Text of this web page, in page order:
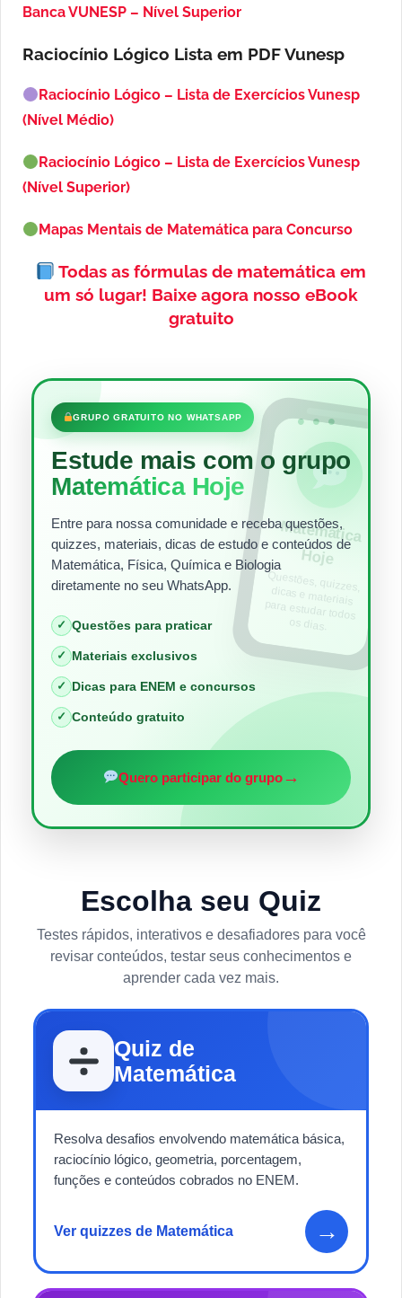
Banca VUNESP – Nível Superior
Raciocínio Lógico Lista em PDFVunesp
Raciocínio Lógico – Lista de Exercícios Vunesp
(Nível Médio)
Raciocínio Lógico – Lista de Exercícios Vunesp
(Nível Superior)
Mapas Mentais de Matemática para Concurso
Todas as fórmulas de matemática em
um só lugar! Baixe agora nosso eBook
gratuito
•••
GRUPO GRATUITO NO WHATSAPP
Estude mais com o grupo
Matemática Hoje
Entre para nossa comunidade e receba questões,
quizzes, materiais, dicas de estudo e conteúdos de
Matemática, Física, Química e Biologia
diretamente no seu WhatsApp.
✓ Questões para praticar
✓ Materiais exclusivos
✓ Dicas para ENEM e concursos
✓ Conteúdo gratuito
Quero participar do grupo→
Matem
ática
Hoje
Questões, quizzes,
dicas e materiais
para estudar todos
os dias.
Escolha seu Quiz
Testes rápidos, interativos e desafiadores para você
revisar conteúdos, testar seus conhecimentos e
aprender cada vez mais.
Quiz de
Matemática
Resolva desafios envolvendo matemática básica,
raciocínio lógico, geometria, porcentagem,
funções e conteúdos cobrados no ENEM.
Ver quizzes de Matemática →